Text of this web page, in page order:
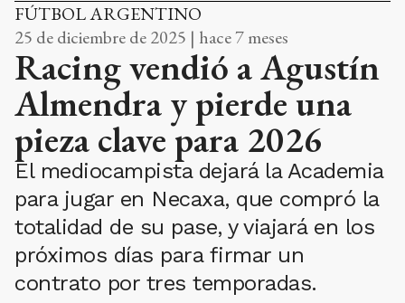
FÚTBOL ARGENTINO
25 de diciembre de 2025 | hace 7 meses
Racing vendió a Agustín
Almendra y pierde una
pieza clave para 2026
El mediocampista dejará la Academia
para jugar en Necaxa, que compró la
totalidad de su pase, y viajará en los
próximos días para firmar un
contrato por tres temporadas.